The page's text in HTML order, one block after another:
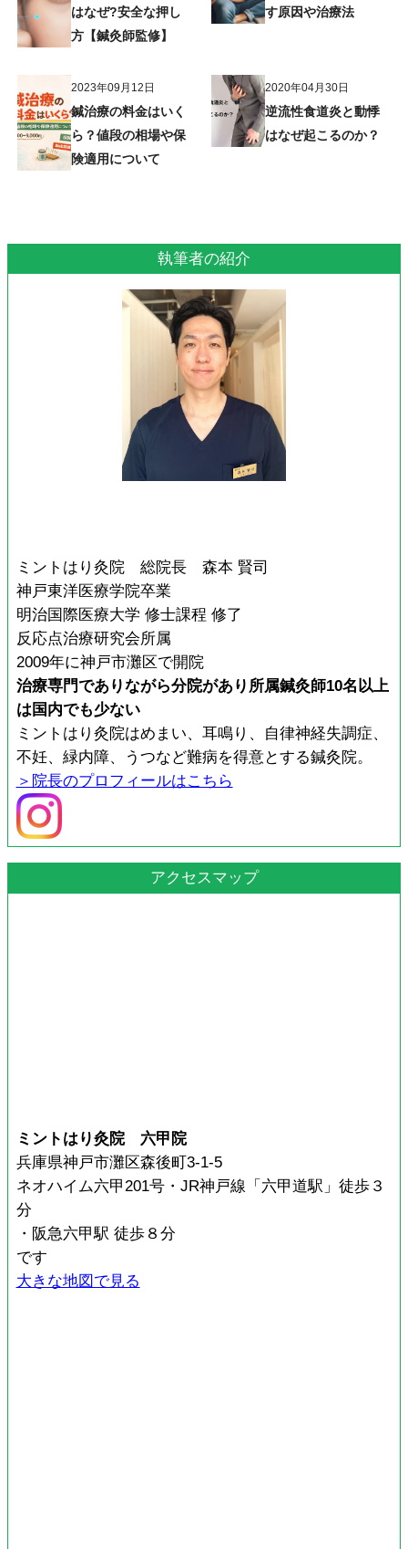
はなぜ?安全な押し
方【鍼灸師監修】
す原因や治療法
2023年09月12日
鍼治療の料金はいく
ら？値段の相場や保
険適用について
2020年04月30日
逆流性食道炎と動悸
はなぜ起こるのか？
執筆者の紹介
ミントはり灸院 総院長 森本 賢司
神戸東洋医療学院卒業
明治国際医療大学 修士課程 修了
反応点治療研究会所属
2009年に神戸市灘区で開院
治療専門でありながら分院があり所属鍼灸師10名以上
は国内でも少ない
ミントはり灸院はめまい、耳鳴り、自律神経失調症、
不妊、緑内障、うつなど難病を得意とする鍼灸院。
＞院長のプロフィールはこちら
アクセスマップ
ミントはり灸院 六甲院
兵庫県神戸市灘区森後町3-1-5
ネオハイム六甲201号・JR神戸線「六甲道駅」徒歩３
分
・阪急六甲駅 徒歩８分
です
大きな地図で見る